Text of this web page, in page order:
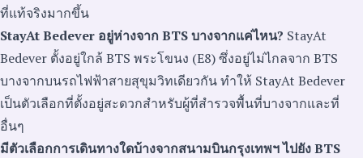
ที่แท้จริงมากขึ้น
StayAt Bedever อยู่ห่างจาก BTS บางจากแค่ไหน? StayAt
Bedever ตั้งอยู่ใกล้ BTS พระโขนง (E8) ซึ่งอยู่ไม่ไกลจาก BTS
บางจากบนรถไฟฟ้าสายสุขุมวิทเดียวกัน ทำให้ StayAt Bedever
เป็นตัวเลือกที่ตั้งอยู่สะดวกสำหรับผู้ที่สำรวจพื้นที่บางจากและที่
อื่นๆ
มีตัวเลือกการเดินทางใดบ้างจากสนามบินกรุงเทพฯ ไปยัง BTS